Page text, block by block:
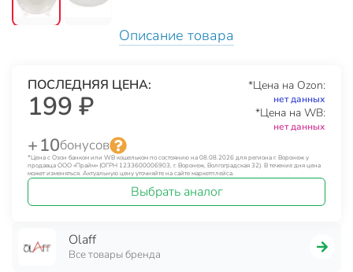
Описание товара
ПОСЛЕДНЯЯ ЦЕНА:
199 ₽
*Цена на Ozon:
нет данных
*Цена на WB:
нет данных
+ 10бонусов
*Цена с Озон банком или WB кошельком по состоянию на 08.08.2026 для региона г. Воронеж у
продавца ООО «Прайм» (ОГРН 1233600006903, г. Воронеж, Волгоградская 32). В течение дня цена
может изменяться. Актуальную цену уточняйте на сайте маркетплейса.
Выбрать аналог
Olaff
Все товары бренда